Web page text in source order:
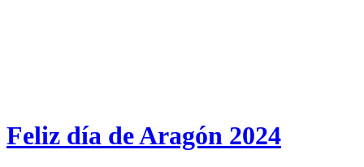
Feliz día de Aragón 2024